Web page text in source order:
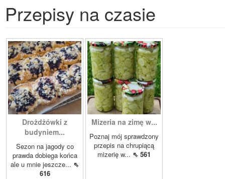
Przepisy na czasie
Drożdżówki z
budyniem...
Sezon na jagody co
prawda dobiega końca
ale u mnie jeszcze... ⇖
616
Mizeria na zimę w...
Poznaj mój sprawdzony
przepis na chrupiącą
mizerię w... ⇖ 561